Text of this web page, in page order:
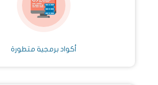
أكواد برمجية متطورة